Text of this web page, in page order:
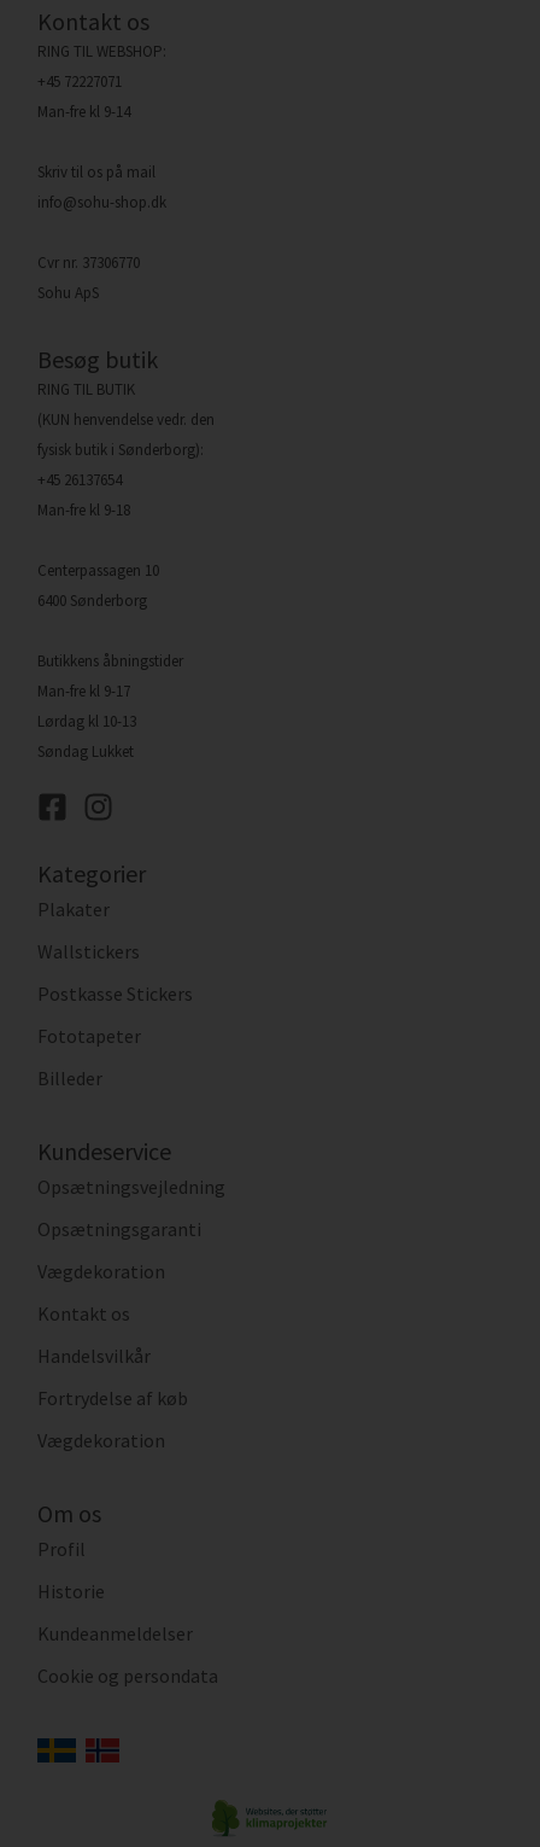
Kontakt os
RING TIL WEBSHOP:
+45 72227071
Man-fre kl 9-14
Skriv til os på mail
info@sohu-shop.dk
Cvr nr. 37306770
Sohu ApS
Besøg butik
RING TIL BUTIK
(KUN henvendelse vedr. den
fysisk butik i Sønderborg):
+45 26137654
Man-fre kl 9-18
Centerpassagen 10
6400 Sønderborg
Butikkens åbningstider
Man-fre kl 9-17
Lørdag kl 10-13
Søndag Lukket
Kategorier
Plakater
Wallstickers
Postkasse Stickers
Fototapeter
Billeder
Kundeservice
Opsætningsvejledning
Opsætningsgaranti
Vægdekoration
Kontakt os
Handelsvilkår
Fortrydelse af køb
Vægdekoration
Om os
Profil
Historie
Kundeanmeldelser
Cookie og persondata